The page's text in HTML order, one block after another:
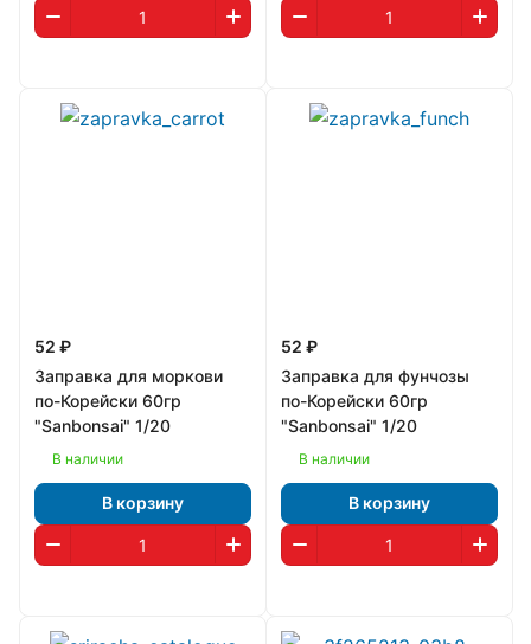
52 ₽
Заправка для моркови
по-Корейски 60гр
"Sanbonsai" 1/20
В наличии
В корзину
52 ₽
Заправка для фунчозы
по-Корейски 60гр
"Sanbonsai" 1/20
В наличии
В корзину